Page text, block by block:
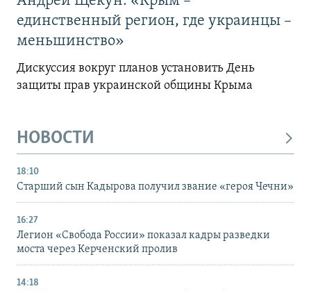
единственный регион, где украинцы –
меньшинство»
Дискуссия вокруг планов установить День
защиты прав украинской общины Крыма
НОВОСТИ
18:10
Старший сын Кадырова получил звание «героя Чечни»
16:27
Легион «Свобода России» показал кадры разведки
моста через Керченский пролив
14:18